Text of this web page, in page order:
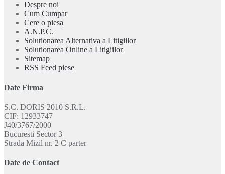
Despre noi
Cum Cumpar
Cere o piesa
A.N.P.C.
Solutionarea Alternativa a Litigiilor
Solutionarea Online a Litigiilor
Sitemap
RSS Feed piese
Date Firma
S.C. DORIS 2010 S.R.L.
CIF: 12933747
J40/3767/2000
Bucuresti Sector 3
Strada Mizil nr. 2 C parter
Date de Contact